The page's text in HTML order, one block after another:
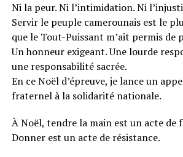
Ni la peur. Ni l’intimidation. Ni
Servir le peuple camerounais est le
que le Tout-Puissant m’ait permis de
Un honneur exigeant. Une lourde
une responsabilité sacrée.
En ce Noël d’épreuve, je lance un
fraternel à la solidarité nationale.
À Noël, tendre la main est un acte de
Donner est un acte de résistance.